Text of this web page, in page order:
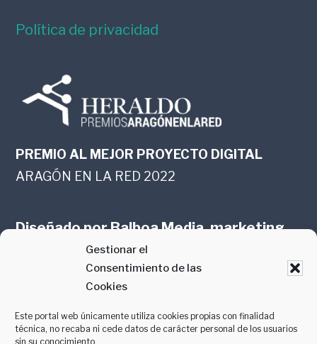
Gestionar el
Consentimiento de las
Cookies
Este portal web únicamente utiliza cookies propias con finalidad
técnica, no recaba ni cede datos de carácter personal de los usuarios
sin su conocimiento.
Política de privacidad
PREMIO AL MEJOR PROYECTO DIGITAL
ARAGÓN EN LA RED 2022
Diseñado porBalboa Media, marketing
online en Zaragoza